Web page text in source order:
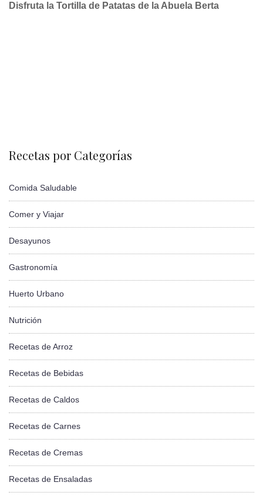
Disfruta la Tortilla de Patatas de la Abuela Berta
Recetas por Categorías
Comida Saludable
Comer y Viajar
Desayunos
Gastronomía
Huerto Urbano
Nutrición
Recetas de Arroz
Recetas de Bebidas
Recetas de Caldos
Recetas de Carnes
Recetas de Cremas
Recetas de Ensaladas